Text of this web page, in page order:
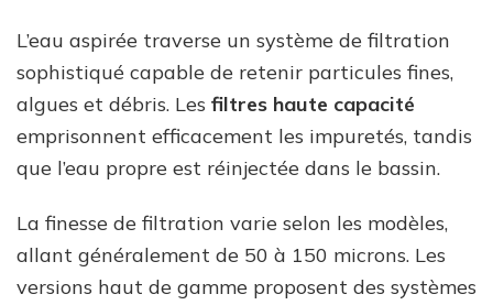
L’eau aspirée traverse un système de filtration
sophistiqué capable de retenir particules fines,
algues et débris. Les filtres haute capacité
emprisonnent efficacement les impuretés, tandis
que l’eau propre est réinjectée dans le bassin.
La finesse de filtration varie selon les modèles,
allant généralement de 50 à 150 microns. Les
versions haut de gamme proposent des systèmes